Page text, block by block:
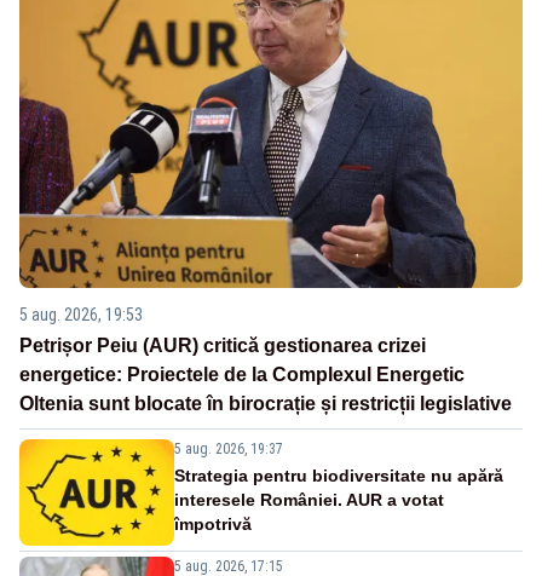
5 aug. 2026, 19:53
Petrișor Peiu (AUR) critică gestionarea crizei
energetice: Proiectele de la Complexul Energetic
Oltenia sunt blocate în birocrație și restricții legislative
5 aug. 2026, 19:37
Strategia pentru biodiversitate nu apără
interesele României. AUR a votat
împotrivă
5 aug. 2026, 17:15